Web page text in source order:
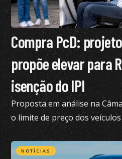
Compra PcD:
propõe elevar para
isenção do IPI
Proposta em análise na
o limite de preço dos
hoje fixado em R$ 200 mil
NOTÍCIAS